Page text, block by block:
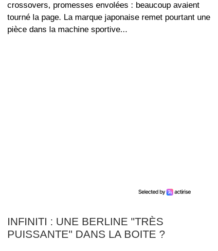
crossovers, promesses envolées : beaucoup avaient
tourné la page. La marque japonaise remet pourtant une
pièce dans la machine sportive...
INFINITI : UNE BERLINE "TRÈS
PUISSANTE" DANS LA BOITE ?